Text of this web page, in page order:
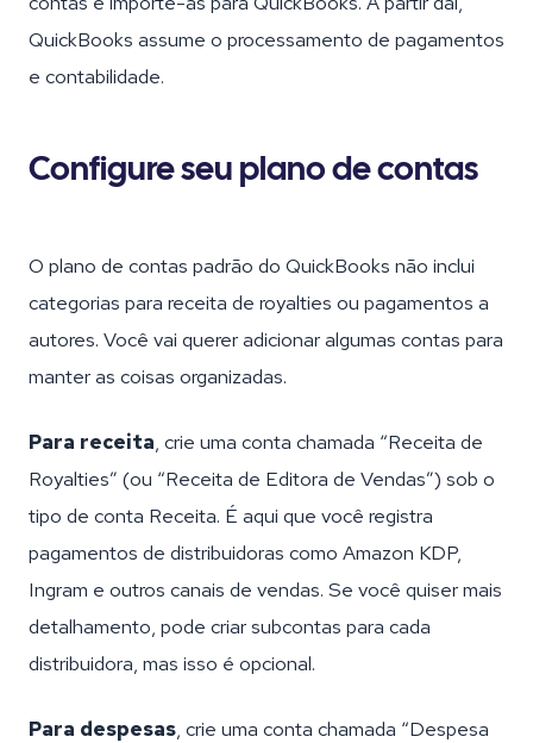
QuickBooks assume o processamento de pagamentos
e contabilidade.
Configure seu plano de contas
O plano de contas padrão do QuickBooks não inclui
categorias para receita de royalties ou pagamentos a
autores. Você vai querer adicionar algumas contas para
manter as coisas organizadas.
Para receita, crie uma conta chamada “Receita de
Royalties” (ou “Receita de Editora de Vendas”) sob o
tipo de conta Receita. É aqui que você registra
pagamentos de distribuidoras como Amazon KDP,
Ingram e outros canais de vendas. Se você quiser mais
detalhamento, pode criar subcontas para cada
distribuidora, mas isso é opcional.
Para despesas, crie uma conta chamada “Despesa